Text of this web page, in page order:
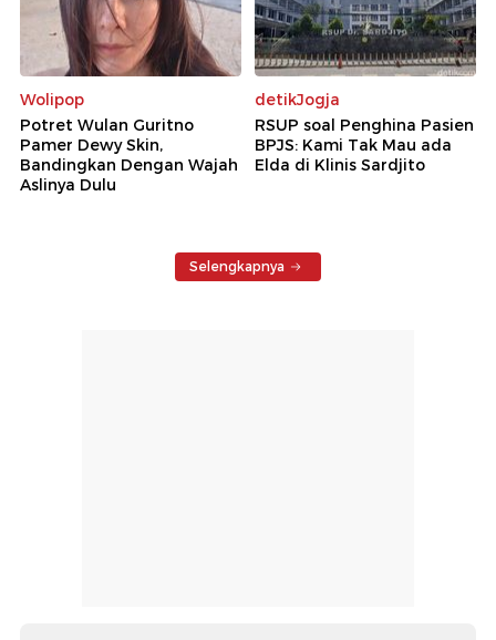
Wolipop
Potret Wulan Guritno
Pamer Dewy Skin,
Bandingkan Dengan Wajah
Aslinya Dulu
detikJogja
RSUP soal Penghina Pasien
BPJS: Kami Tak Mau ada
Elda di Klinis Sardjito
Selengkapnya